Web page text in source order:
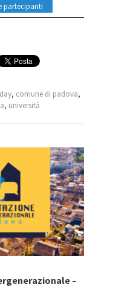
partecipanti
, comune di padova,
, università
–